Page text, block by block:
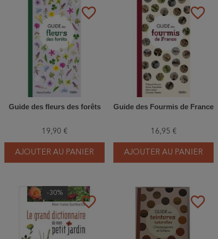
favorite_border
Guide des fleurs des forêts
19,90 €
AJOUTER AU PANIER
favorite_border
Guide des Fourmis de France
16,95 €
AJOUTER AU PANIER
favorite_border
-30%
favorite_border